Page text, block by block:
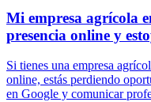
Mi empresa agrícola
presencia online y
Si tienes una empresa
online, estás perdiendo
en Google y comunicar